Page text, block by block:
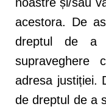
acestora. De
dreptul de a
adresa justiției.
de dreptul de a